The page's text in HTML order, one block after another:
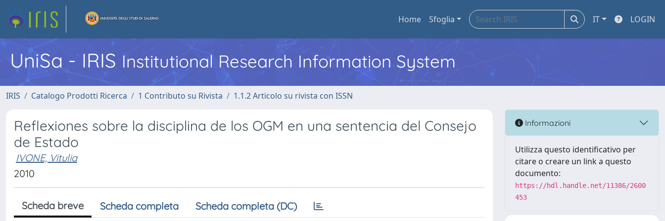
Home Sfoglia IT LOGIN
UniSa - IRIS Institutional Research Information System
IRIS Catalogo Prodotti Ricerca 1 Contributo su Rivista 1.1.2 Articolo su rivista con ISSN
Reflexiones sobre la disciplina de los OGM en una sentencia del Consejo
de Estado
IVONE, Vitulia
2010
Scheda breve Scheda completa Scheda completa (DC)
Informazioni
Utilizza questo identificativo per
citare o creare un link a questo
documento:
https://hdl.handle.net/11386/2600
453